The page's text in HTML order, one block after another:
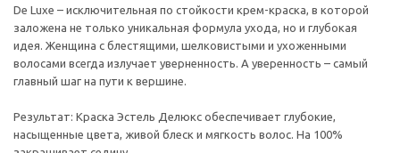
De Luxe – исключительная по стойкости крем-краска, в которой
заложена не только уникальная формула ухода, но и глубокая
идея. Женщина с блестящими, шелковистыми и ухоженными
волосами всегда излучает уверненность. А уверенность – самый
главный шаг на пути к вершине.
Результат: Краска Эстель Делюкс обеспечивает глубокие,
насыщенные цвета, живой блеск и мягкость волос. На 100%